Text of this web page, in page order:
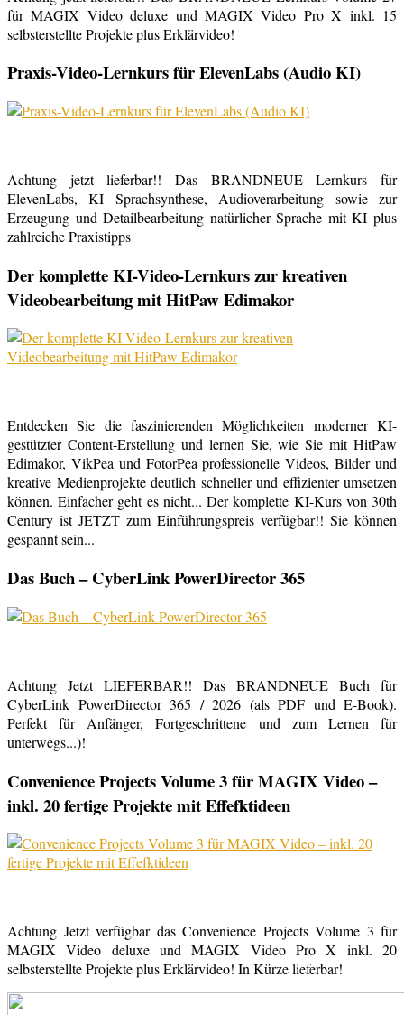
für MAGIX Video deluxe und MAGIX Video Pro X inkl. 15
selbsterstellte Projekte plus Erklärvideo!
Praxis-Video-Lernkurs für ElevenLabs (Audio KI)
Achtung jetzt lieferbar!! Das BRANDNEUE Lernkurs für
ElevenLabs, KI Sprachsynthese, Audioverarbeitung sowie zur
Erzeugung und Detailbearbeitung natürlicher Sprache mit KI plus
zahlreiche Praxistipps
Der komplette KI-Video-Lernkurs zur kreativen
Videobearbeitung mit HitPaw Edimakor
Entdecken Sie die faszinierenden Möglichkeiten moderner KI-
gestützter Content-Erstellung und lernen Sie, wie Sie mit HitPaw
Edimakor, VikPea und FotorPea professionelle Videos, Bilder und
kreative Medienprojekte deutlich schneller und effizienter umsetzen
können. Einfacher geht es nicht... Der komplette KI-Kurs von 30th
Century ist JETZT zum Einführungspreis verfügbar!! Sie können
gespannt sein...
Das Buch – CyberLink PowerDirector 365
Achtung Jetzt LIEFERBAR!! Das BRANDNEUE Buch für
CyberLink PowerDirector 365 / 2026 (als PDF und E-Book).
Perfekt für Anfänger, Fortgeschrittene und zum Lernen für
unterwegs...)!
Convenience Projects Volume 3 für MAGIX Video –
inkl. 20 fertige Projekte mit Effefktideen
Achtung Jetzt verfügbar das Convenience Projects Volume 3 für
MAGIX Video deluxe und MAGIX Video Pro X inkl. 20
selbsterstellte Projekte plus Erklärvideo! In Kürze lieferbar!